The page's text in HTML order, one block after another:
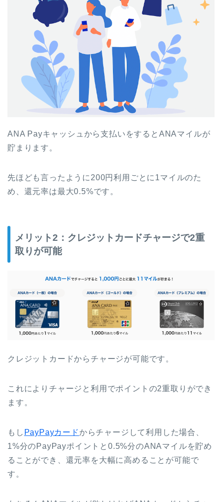
ANA Payキャッシュから支払いをするとANAマイルが
貯まります。
先ほども言ったように200円利用ごとに1マイルのた
め、還元率は最大0.5%です。
メリット2：クレジットカードチャージで2重
取りが可能
クレジットカードからチャージが可能です。
これによりチャージと利用でポイントの2重取りができ
ます。
もし PayPayカードからチャージして利用した場合、
1%分のPayPayポイントと0.5%分のANAマイルを貯め
ることができ、還元率を大幅に高めることが可能で
す。